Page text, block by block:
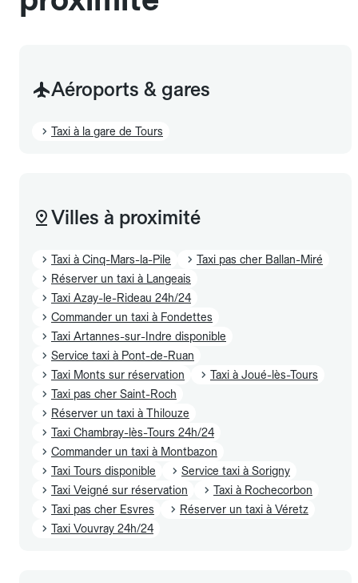
Aéroports & gares
Taxi à la gare de Tours
Villes à proximité
Taxi à Cinq-Mars-la-Pile
Taxi pas cher Ballan-Miré
Réserver un taxi à Langeais
Taxi Azay-le-Rideau 24h/24
Commander un taxi à Fondettes
Taxi Artannes-sur-Indre disponible
Service taxi à Pont-de-Ruan
Taxi Monts sur réservation
Taxi à Joué-lès-Tours
Taxi pas cher Saint-Roch
Réserver un taxi à Thilouze
Taxi Chambray-lès-Tours 24h/24
Commander un taxi à Montbazon
Taxi Tours disponible
Service taxi à Sorigny
Taxi Veigné sur réservation
Taxi à Rochecorbon
Taxi pas cher Esvres
Réserver un taxi à Véretz
Taxi Vouvray 24h/24